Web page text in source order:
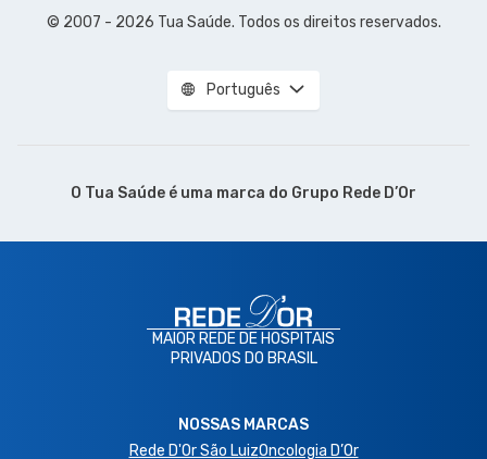
© 2007 - 2026 Tua Saúde. Todos os direitos reservados.
Português
O Tua Saúde é uma marca do Grupo Rede D’Or
MAIOR REDE DE HOSPITAIS
PRIVADOS DO BRASIL
NOSSAS MARCAS
Rede D'Or São LuizOncologia D’Or